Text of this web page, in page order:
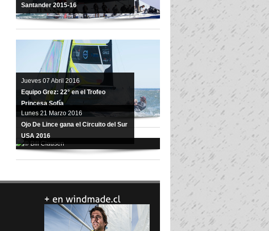
Santander 2015-16
Jueves 07 Abril 2016
Equipo Grez: 22° en el Trofeo
Princesa Sofía
Lunes 21 Marzo 2016
Ojo De Lince gana el Circuito del Sur
USA 2016